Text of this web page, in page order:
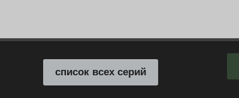
список всех серий